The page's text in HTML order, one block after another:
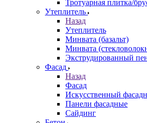
Тротуарная плитка/
Утеплитель
Назад
Утеплитель
Минвата (базальт)
Минвата
Экструдированный
Фасад
Назад
Фасад
Искусственный
Панели фасадные
Сайдинг